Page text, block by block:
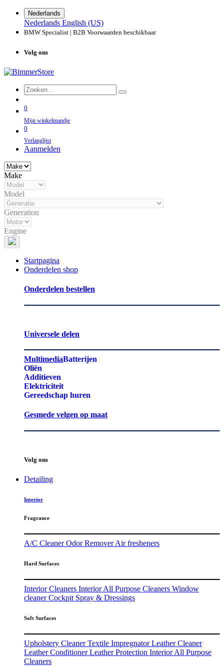
Nederlands
Nederlands English (US)
BMW Specialist | B2B Voorwaarden beschikbaar
Volg ons
0
Mijn winkelmandje
0
Verlanglijst
Aanmelden
Make
Model
Generation
Engine
Startpagina
Onderdelen shop
Onderdelen bestellen
Universele delen
MultimediaBatterijen
Oliën
Additieven
Elektriciteit
Gereedschap huren
Gesmede velgen op maat
Volg ons
Detailing
Interior
Fragrance
A/C Cleaner Odor Remover Air fresheners
Hard Surfaces
Interior Cleaners Interior All Purpose Cleaners Window
cleaner Cockpit Spray & Dressings
Soft Surfaces
Upholstery Cleaner Textile Impregnator Leather Cleaner
Leather Conditioner Leather Protection Interior All Purpose
Cleaners